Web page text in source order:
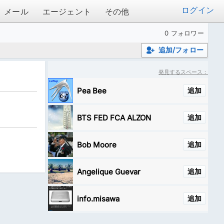
メール エージェント その他 ログイン
0 フォロワー
追加/フォロー
発見するスペース：
追加
Pea Bee
追加
BTS FED FCA ALZON
追加
Bob Moore
追加
Angelique Guevar
追加
info.misawa